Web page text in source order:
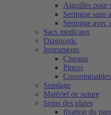
Aiguilles pour
Seringue sans
Seringue avec
Sacs medicaux
Diagnostic
Instruments
Ciseaux
Pinces
Consommables
Sondage
Matériel de suture
Soins des plaies
fixation du